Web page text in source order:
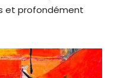
et profondément